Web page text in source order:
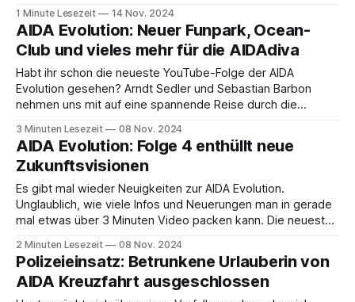
Kreuzfahrten aus? Die Gründe sind ernst: Die
Sicherheitslage am Roten Meer ist weiterhin angespannt.
AIDA
1 Minute Lesezeit 14 Nov. 2024
AIDA Evolution: Neuer Funpark, Ocean-
Club und vieles mehr für die AIDAdiva
Habt ihr schon die neueste YouTube-Folge der AIDA
Evolution gesehen? Arndt Sedler und Sebastian Barbon
nehmen uns mit auf eine spannende Reise durch die
euch jetzt schon sagen: Das wird einfach mega! 🎥✨ Super
wird mega 💋 | Folge 4: Arndt Sedler und Sebastian Barbon
3 Minuten Lesezeit 08 Nov. 2024
AIDA Evolution: Folge 4 enthüllt neue
Zukunftsvisionen
Es gibt mal wieder Neuigkeiten zur AIDA Evolution.
Unglaublich, wie viele Infos und Neuerungen man in gerade
mal etwas über 3 Minuten Video packen kann. Die neueste
Transformation des Bordlebens, mit einem klaren Fokus auf
Gemütlichkeit, Unterhaltung und Familienfreundlichkeit.
Super wird mega 💋 | Folge
2 Minuten Lesezeit 08 Nov. 2024
Polizeieinsatz: Betrunkene Urlauberin von
AIDA Kreuzfahrt ausgeschlossen